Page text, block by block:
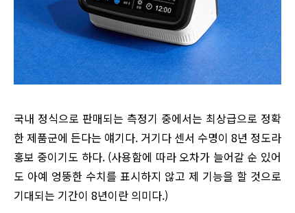
국내 정식으로 판매되는 측정기 중에서는 최상급으로 정확
한 제품군에 든다는 얘기다. 거기다 센서 수명이 8년 정도라
홍보 중이기도 하다. (사용함에 따라 오차가 늘어갈 순 있어
도 아예 엉뚱한 수치를 표시하지 않고 제 기능을 할 것으로
기대되는 기간이 8년이란 의미다.)